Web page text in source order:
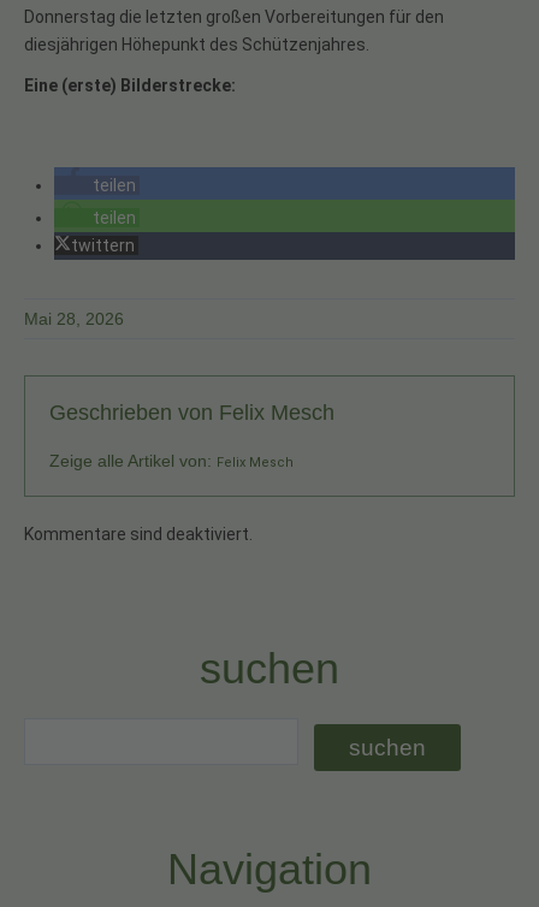
Donnerstag die letzten großen Vorbereitungen für den
diesjährigen Höhepunkt des Schützenjahres.
Eine (erste) Bilderstrecke:
teilen
teilen
twittern
Mai 28, 2026
Geschrieben von Felix Mesch
Zeige alle Artikel von: Felix Mesch
Kommentare sind deaktiviert.
suchen
Navigation